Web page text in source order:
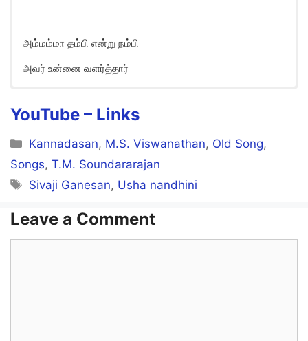
அம்மம்மா தம்பி என்று நம்பி
அவர் உன்னை வளர்த்தார்
YouTube – Links
Categories
Kannadasan, M.S. Viswanathan, Old Song,
Songs, T.M. Soundararajan
Tags
Sivaji Ganesan, Usha nandhini
Leave a Comment